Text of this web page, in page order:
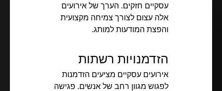
עסקיים חזקים. הערך של אירועים
אלה עצום לצורך צמיחה מקצועית
והפצת המודעות למותג.
הזדמנויות רשתות
אירועים עסקיים מציעים הזדמנות
לפגוש מגוון רחב של אנשים. פגישה